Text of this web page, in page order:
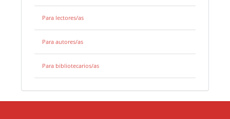
Para lectores/as
Para autores/as
Para bibliotecarios/as